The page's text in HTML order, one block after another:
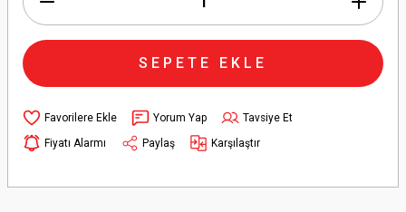
SEPETE EKLE
Yorum Yap
Tavsiye Et
Fiyatı Alarmı
Paylaş Karşılaştır